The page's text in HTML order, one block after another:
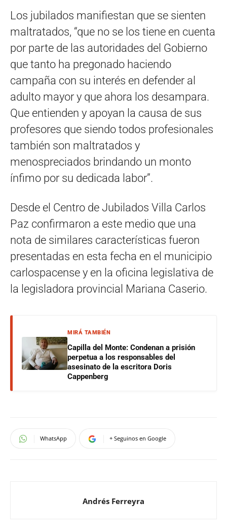
Los jubilados manifiestan que se sienten
maltratados, “que no se los tiene en cuenta
por parte de las autoridades del Gobierno
que tanto ha pregonado haciendo
campaña con su interés en defender al
adulto mayor y que ahora los desampara.
Que entienden y apoyan la causa de sus
profesores que siendo todos profesionales
también son maltratados y
menospreciados brindando un monto
ínfimo por su dedicada labor”.
Desde el Centro de Jubilados Villa Carlos
Paz confirmaron a este medio que una
nota de similares características fueron
presentadas en esta fecha en el municipio
carlospacense y en la oficina legislativa de
la legisladora provincial Mariana Caserio.
MIRÁ TAMBIÉN
Capilla del Monte: Condenan a prisión
perpetua a los responsables del
asesinato de la escritora Doris
Cappenberg
WhatsApp + Seguinos en Google
Andrés Ferreyra